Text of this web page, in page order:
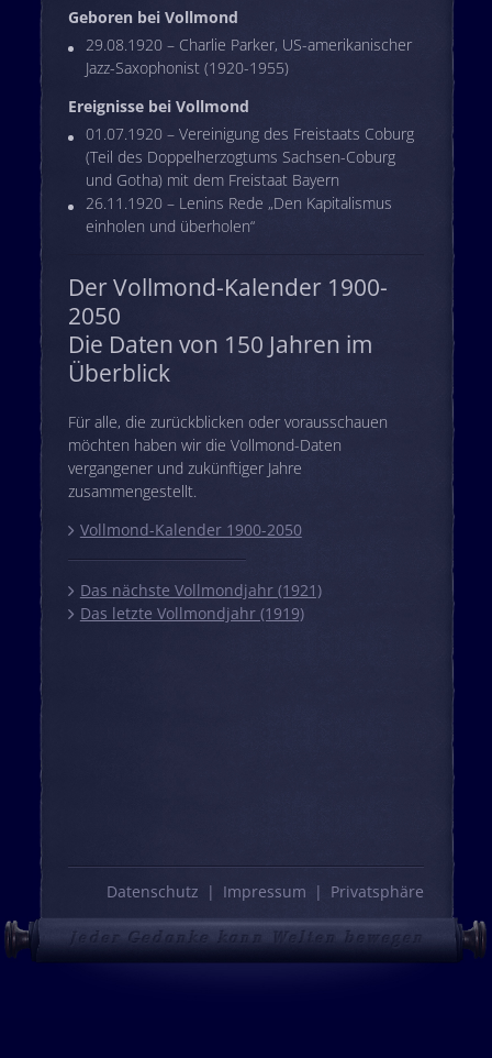
Geboren bei Vollmond
29.08.1920 – Charlie Parker, US-amerikanischer
Jazz-Saxophonist (1920-1955)
Ereignisse bei Vollmond
01.07.1920 – Vereinigung des Freistaats Coburg
(Teil des Doppelherzogtums Sachsen-Coburg
und Gotha) mit dem Freistaat Bayern
26.11.1920 – Lenins Rede „Den Kapitalismus
einholen und überholen“
Der Vollmond-Kalender 1900-
2050
Die Daten von 150 Jahren im
Überblick
Für alle, die zurückblicken oder vorausschauen
möchten haben wir die Vollmond-Daten
vergangener und zukünftiger Jahre
zusammengestellt.
Vollmond-Kalender 1900-2050
Das nächste Vollmondjahr (1921)
Das letzte Vollmondjahr (1919)
Datenschutz Impressum Privatsphäre